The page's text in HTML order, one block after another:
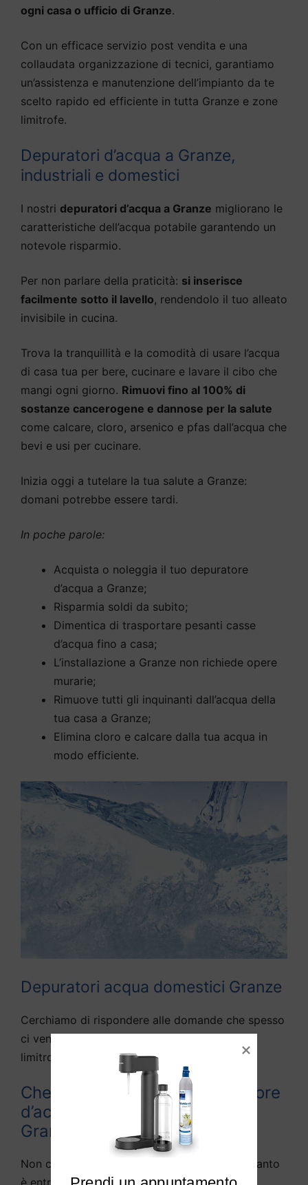
ogni casa o ufficio di Granze.
Con un efficace servizio post vendita e una
collaudata organizzazione di tecnici, garantiamo
un’assistenza e manutenzione dell’impianto da te
scelto rapido ed efficiente in tutta Granze e zone
limitrofe.
Depuratori d’acqua a Granze,
industriali e domestici
I nostri depuratori d’acqua a Granze migliorano le
caratteristiche dell’acqua potabile garantendo un
notevole risparmio.
Per non parlare della praticità: si inserisce
facilmente sotto il lavello, rendendolo il tuo alleato
invisibile in cucina.
Trova la tranquillità e la comodità di usare l’acqua
di casa tua per bere, cucinare e lavare il cibo che
mangi ogni giorno. Rimuovi fino al 100% di
sostanze cancerogene e dannose per la salute
come calcare, cloro, arsenico e pfas dall’acqua che
bevi e usi per cucinare.
Inizia oggi a tutelare la tua salute a Granze:
domani potrebbe essere tardi.
In poche parole:
Acquista o noleggia il tuo depuratore
d’acqua a Granze;
Risparmia soldi da subito;
Dimentica di trasportare pesanti casse
d’acqua fino a casa;
L’installazione a Granze non richiede opere
murarie;
Rimuove tutti gli inquinanti dall’acqua della
tua casa a Granze;
Elimina cloro e calcare dalla tua acqua in
modo efficiente.
Depuratori acqua domestici Granze
Cerchiamo di rispondere alle domande che spesso
ci vengono fatte da diversi utenti di Granze e
limitrofi:
Che differenza c’è tra depuratore
d’acqua e purificato d’acqua a
Granze?
Non c’è teoricamente alcuna differenza, in quanto
è entrata nella lingua parlata la definizione di